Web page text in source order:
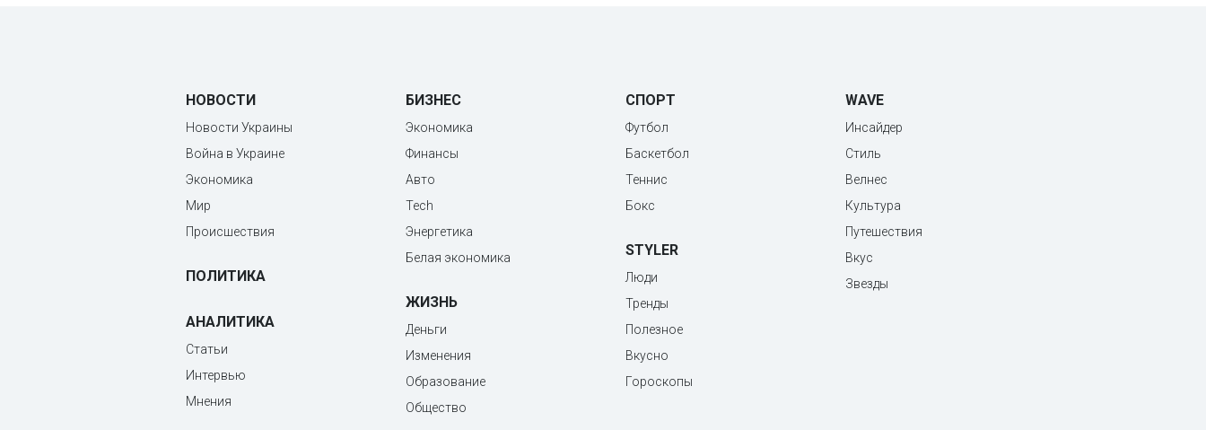
НОВОСТИ
Новости Украины
Война в Украине
Экономика
Мир
Происшествия
ПОЛИТИКА
АНАЛИТИКА
Статьи
Интервью
Мнения
БИЗНЕС
Экономика
Финансы
Авто
Tech
Энергетика
Белая экономика
ЖИЗНЬ
Деньги
Изменения
Образование
Общество
СПОРТ
Футбол
Баскетбол
Теннис
Бокс
STYLER
Люди
Тренды
Полезное
Вкусно
Гороскопы
WAVE
Инсайдер
Стиль
Велнес
Культура
Путешествия
Вкус
Звезды